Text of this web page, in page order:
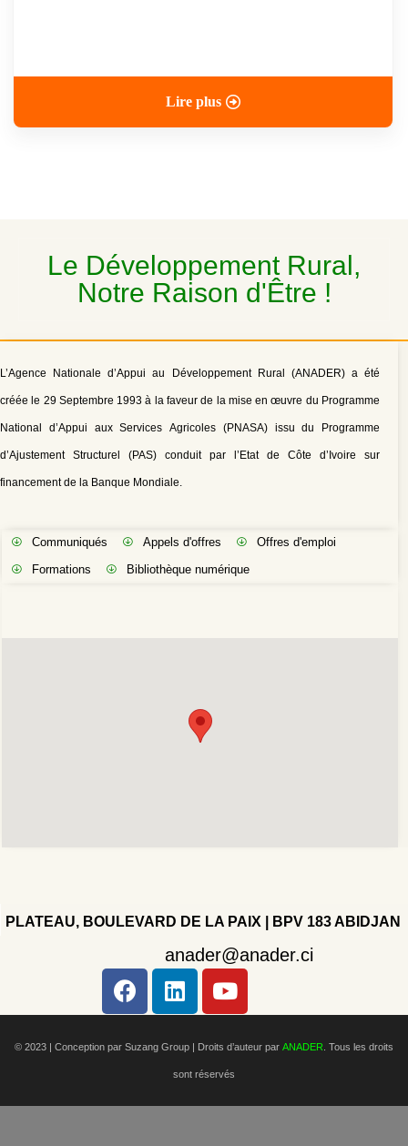
Lire plus
Le Développement Rural,
Notre Raison d'Être !
L’Agence Nationale d’Appui au Développement Rural (ANADER) a été
créée le 29 Septembre 1993 à la faveur de la mise en œuvre du Programme
National d’Appui aux Services Agricoles (PNASA) issu du Programme
d’Ajustement Structurel (PAS) conduit par l’Etat de Côte d’Ivoire sur
financement de la Banque Mondiale.
Communiqués Appels d'offres
Offres d'emploi
Formations
Bibliothèque numérique
PLATEAU, BOULEVARD DE LA PAIX | BPV 183 ABIDJAN
anader@anader.ci
© 2023 | Conception par Suzang Group | Droits d’auteur par ANADER . Tous les droits
sont réservés
Copyright 2022 - Company - All rights reserved. Powered
by WordPress.